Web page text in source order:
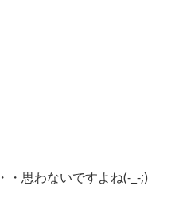
・思わないですよね(-_-;)